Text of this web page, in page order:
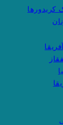
کریدورها